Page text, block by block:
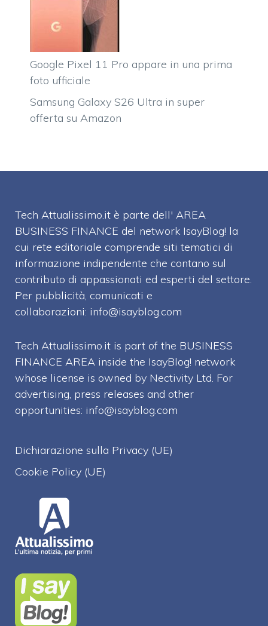
Google Pixel 11 Pro appare in una prima
foto ufficiale
Samsung Galaxy S26 Ultra in super
offerta su Amazon
Tech Attualissimo.it è parte dell' AREA
BUSINESS FINANCE del network IsayBlog! la
cui rete editoriale comprende siti tematici di
informazione indipendente che contano sul
contributo di appassionati ed esperti del settore.
Per pubblicità, comunicati e
collaborazioni: info@isayblog.com
Tech Attualissimo.it is part of the BUSINESS
FINANCE AREA inside the IsayBlog! network
whose license is owned by Nectivity Ltd. For
advertising, press releases and other
opportunities: info@isayblog.com
Dichiarazione sulla Privacy (UE)
Cookie Policy (UE)